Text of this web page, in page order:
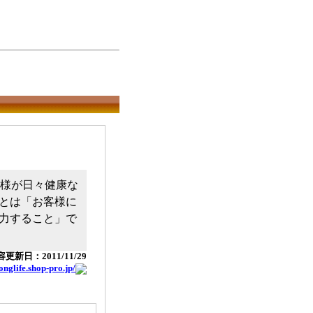
が日々健康な
は「お客様に
すること」で
更新日：2011/11/29
pro.jp/